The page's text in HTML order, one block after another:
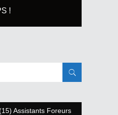
!
Assistants Foreurs